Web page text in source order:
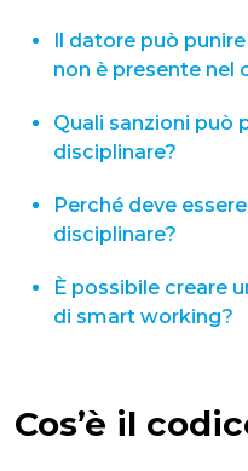
Il datore può
non è presente nel
Quali sanzioni può
disciplinare?
Perché deve
disciplinare?
È possibile creare
di smart working?
Cos’è il